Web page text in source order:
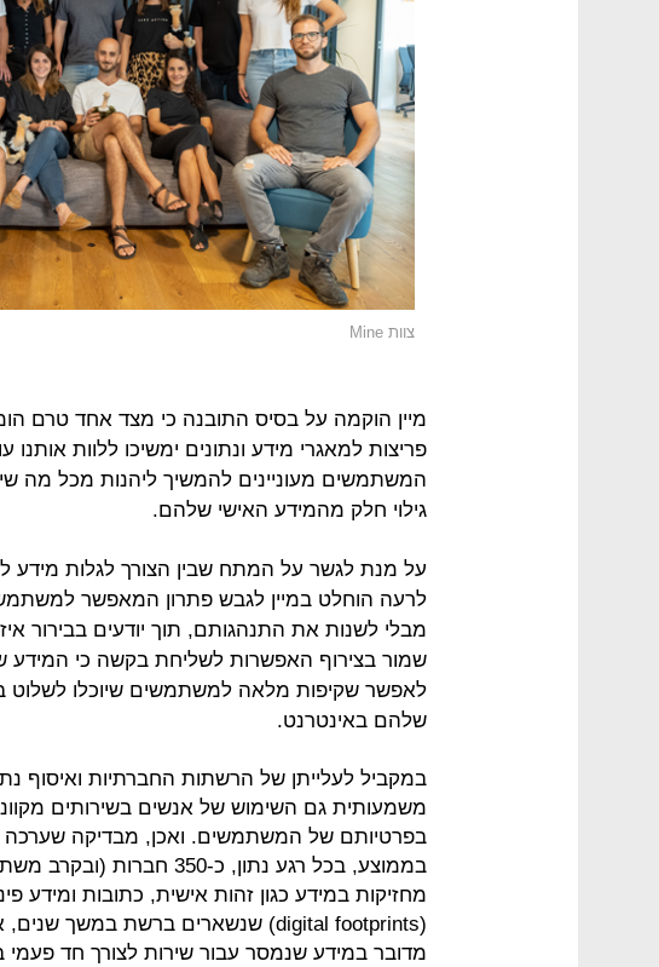
צוות Mine
מיין הוקמה על בסיס התובנה כי מצד אחד טרם
פריצות למאגרי מידע ונתונים ימשיכו ללוות אותנו
המשתמשים מעוניינים להמשיך ליהנות מכל מה
גילוי חלק מהמידע האישי שלהם.
על מנת לגשר על המתח שבין הצורך לגלות מידע
לרעה הוחלט במיין לגבש פתרון המאפשר
מבלי לשנות את התנהגותם, תוך יודעים בבירור
שמור בצירוף האפשרות לשליחת בקשה כי המידע
לאפשר שקיפות מלאה למשתמשים שיוכלו לשלוט
שלהם באינטרנט.
במקביל לעלייתן של הרשתות החברתיות ואיסוף
משמעותית גם השימוש של אנשים בשירותים
בפרטיותם של המשתמשים. ואכן, מבדיקה שערכה
מחזיקות במידע כגון זהות אישית, כתובות ומידע
מדובר במידע שנמסר עבור שירות לצורך חד פעמי